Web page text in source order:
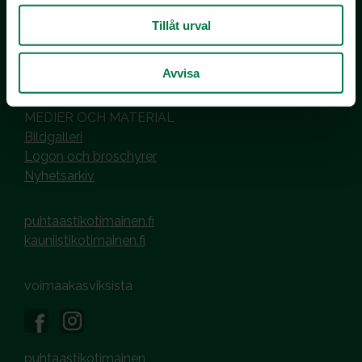
Tillåt urval
Avvisa
Hantering av cookies
MEDIER OCH MATERIAL
Bildgalleri
Logon och broschyrer
Nyhetsarkiv
puhtaastikotimainen.fi
kauniistikotimainen.fi
voimaakasviksista
puhtaastikotimainen